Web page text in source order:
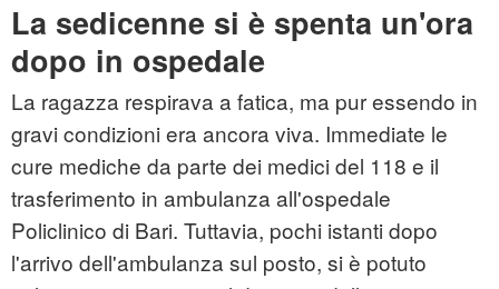
La sedicenne si è spenta un'ora
dopo in ospedale
La ragazza respirava a fatica, ma pur essendo in
gravi condizioni era ancora viva. Immediate le
cure mediche da parte dei medici del 118 e il
trasferimento in ambulanza all'ospedale
Policlinico di Bari. Tuttavia, pochi istanti dopo
l'arrivo dell'ambulanza sul posto, si è potuto